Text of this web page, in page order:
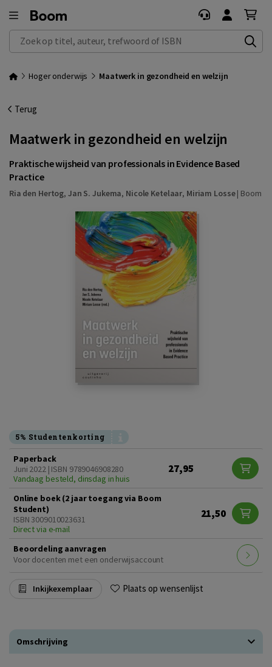
Zoek op titel, auteur, trefwoord of ISBN
Hoger onderwijs Maatwerk in gezondheid en welzijn
Terug
Maatwerk in gezondheid en welzijn
Praktische wijsheid van professionals in Evidence Based
Practice
Ria den Hertog, Jan S. Jukema, Nicole Ketelaar, Miriam Losse| Boom
5% Studentenkorting
Paperback
Juni 2022 | ISBN 9789046908280
Vandaag besteld, dinsdag in huis
27,95
Online boek (2 jaar toegang via Boom
Student)
ISBN 3009010023631
Direct via e-mail
21,50
Beoordeling aanvragen
Voor docenten met een onderwijsaccount
Inkijkexemplaar Plaats op wensenlijst
Omschrijving